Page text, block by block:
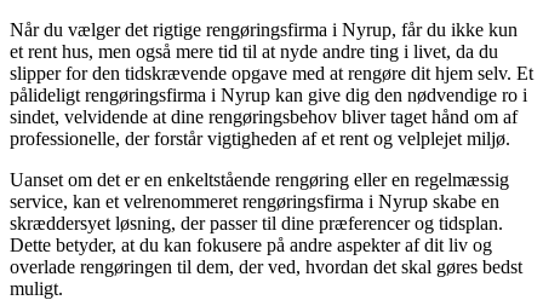
Når du vælger det rigtige rengøringsfirma i Nyrup, får du ikke kun
et rent hus, men også mere tid til at nyde andre ting i livet, da du
slipper for den tidskrævende opgave med at rengøre dit hjem selv. Et
pålideligt rengøringsfirma i Nyrup kan give dig den nødvendige ro i
sindet, velvidende at dine rengøringsbehov bliver taget hånd om af
professionelle, der forstår vigtigheden af et rent og velplejet miljø.
Uanset om det er en enkeltstående rengøring eller en regelmæssig
service, kan et velrenommeret rengøringsfirma i Nyrup skabe en
skræddersyet løsning, der passer til dine præferencer og tidsplan.
Dette betyder, at du kan fokusere på andre aspekter af dit liv og
overlade rengøringen til dem, der ved, hvordan det skal gøres bedst
muligt.